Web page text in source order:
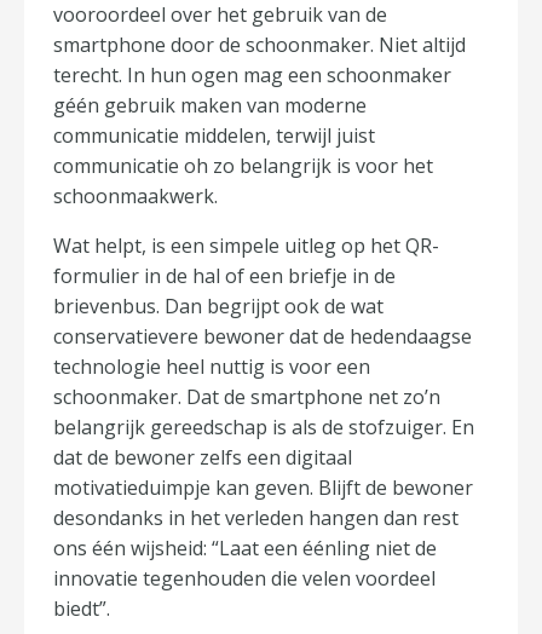
vooroordeel over het gebruik van de
smartphone door de schoonmaker. Niet altijd
terecht. In hun ogen mag een schoonmaker
géén gebruik maken van moderne
communicatie middelen, terwijl juist
communicatie oh zo belangrijk is voor het
schoonmaakwerk.
Wat helpt, is een simpele uitleg op het QR-
formulier in de hal of een briefje in de
brievenbus. Dan begrijpt ook de wat
conservatievere bewoner dat de hedendaagse
technologie heel nuttig is voor een
schoonmaker. Dat de smartphone net zo’n
belangrijk gereedschap is als de stofzuiger. En
dat de bewoner zelfs een digitaal
motivatieduimpje kan geven. Blijft de bewoner
desondanks in het verleden hangen dan rest
ons één wijsheid: “Laat een éénling niet de
innovatie tegenhouden die velen voordeel
biedt”.